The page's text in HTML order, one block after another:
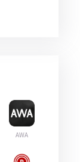
AWA